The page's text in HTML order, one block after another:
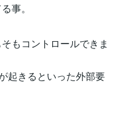
事。
もコントロールできま
起きるといった外部要